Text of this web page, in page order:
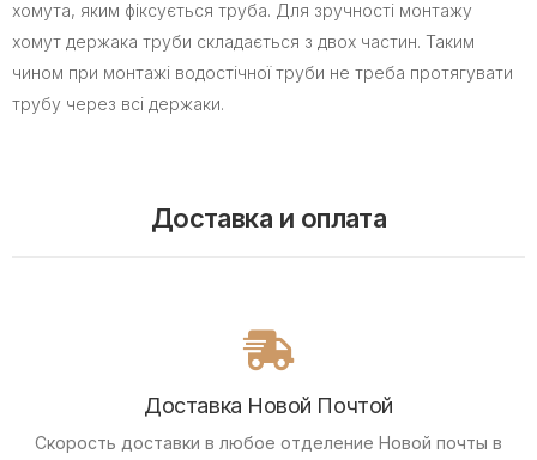
хомута, яким фіксується труба. Для зручності монтажу
хомут держака труби складається з двох частин. Таким
чином при монтажі водостічної труби не треба протягувати
трубу через всі держаки.
Доставка и оплата
Доставка Новой Почтой
Скорость доставки в любое отделение Новой почты в